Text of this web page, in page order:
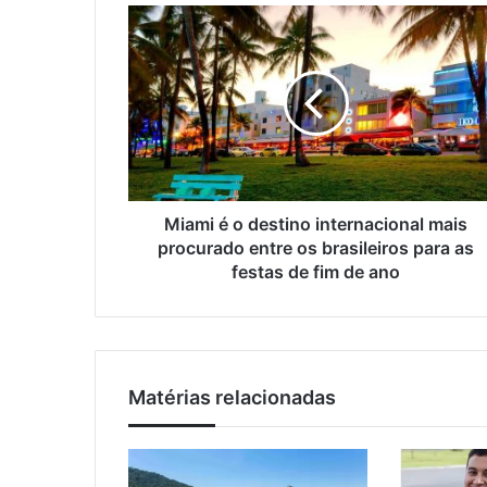
u
e
n
d
e
r
e
ç
o
a
M
i
a
m
i
é
o
d
e
o
e
r
n
a
Miami é o destino internacional mais
procurado entre os brasileiros para as
festas de fim de ano
Matérias relacionadas